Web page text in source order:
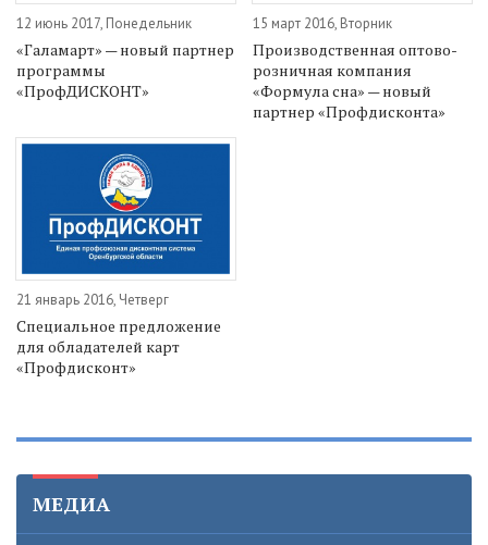
12 июнь 2017, Понедельник
«Галамарт» — новый партнер
программы
«ПрофДИСКОНТ»
15 март 2016, Вторник
Производственная оптово-
розничная компания
«Формула сна» — новый
партнер «Профдисконта»
21 январь 2016, Четверг
Специальное предложение
для обладателей карт
«Профдисконт»
МЕДИА